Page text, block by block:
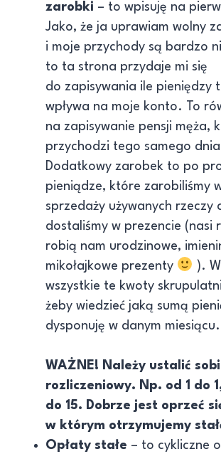
zarobki – to wpisuję na
Jako, że ja uprawiam wolny
i moje przychody są bardzo
to ta strona przydaje mi się
do zapisywania ile pieniędzy
wpływa na moje konto. To
na zapisywanie pensji męża,
przychodzi tego samego
Dodatkowy zarobek to po
pieniądze, które zarobiliśmy
sprzedaży używanych rzeczy
dostaliśmy w prezencie (nasi
robią nam urodzinowe,
mikołajkowe prezenty
).
wszystkie te kwoty
żeby wiedzieć jaką sumą
dysponuję w danym miesiącu.
WAŻNE! Należy ustalić
rozliczeniowy. Np. od 1 do
do 15. Dobrze jest oprzeć
w którym otrzymujemy
Opłaty stałe – to cykliczne